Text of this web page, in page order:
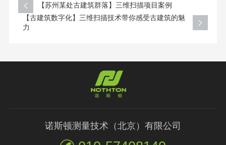
【苏州某处古建筑群落】三维扫描项目案例
【古建筑数字化】三维扫描技术带你感受古建筑的魅
力
诺斯顿测量技术（北京）有限公司